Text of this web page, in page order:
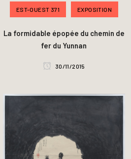
EST-OUEST 371 EXPOSITION
La formidable épopée du chemin de
fer du Yunnan
30/11/2015